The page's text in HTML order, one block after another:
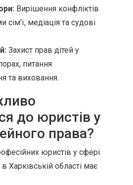
Вирішення конфліктів
сім'ї, медіація та судові
Захист прав дітей у
питання
та виховання.
до юристів у
права?
юристів у сфері
Харківській області має